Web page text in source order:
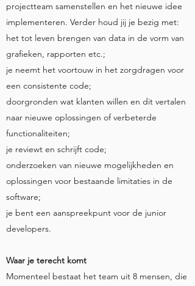
projectteam samenstellen en het nieuwe idee
implementeren. Verder houd jij je bezig met:
het tot leven brengen van data in de vorm van
grafieken, rapporten etc.;
je neemt het voortouw in het zorgdragen voor
een consistente code;
doorgronden wat klanten willen en dit vertalen
naar nieuwe oplossingen of verbeterde
functionaliteiten;
je reviewt en schrijft code;
onderzoeken van nieuwe mogelijkheden en
oplossingen voor bestaande limitaties in de
software;
je bent een aanspreekpunt voor de junior
developers.
Waar je terecht komt
Momenteel bestaat het team uit 8 mensen, die